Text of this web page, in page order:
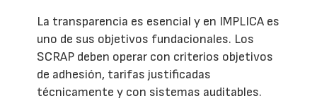
La transparencia es esencial y en IMPLICA es
uno de sus objetivos fundacionales. Los
SCRAP deben operar con criterios objetivos
de adhesión, tarifas justificadas
técnicamente y con sistemas auditables.